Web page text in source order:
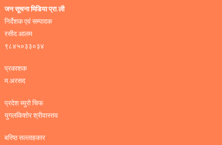
जन सूचना मिडिया प्रा.ली
निर्देशक एवं सम्पादक
रसीद आलम
९८४५०३३०३४
प्रकाशक
म.अरसद
प्रदेश ब्युरो चिफ
युगलकिशोर श्रीवास्तव
बरिष्ठ सल्लाहकार